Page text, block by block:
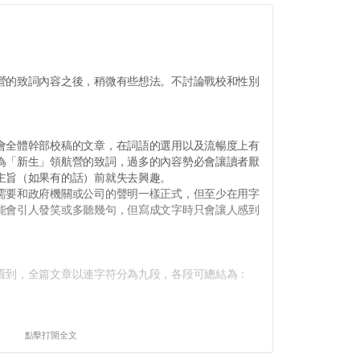
致詞內容之後，稍微有些想法。不討論戰校和性別
體幹部校稿的文章，在詞語的選用以及流暢度上有
新生」領航營的致詞，過多的內容勢必會讓讀者厭
（如果有的話）前就失去興趣。
和政府機關或公司的聲明一樣正式，但至少在用字
會引人發笑或多聽幾句，但寫成文字時只會讓人感到
全篇文章以連字符分為九段，各段可總結為：
點擊打開全文